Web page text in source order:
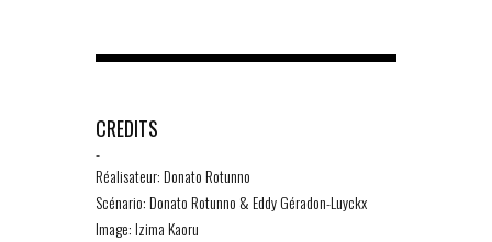
CREDITS
-
Réalisateur: Donato Rotunno
Scénario: Donato Rotunno & Eddy Géradon-Luyckx
Image: Izima Kaoru